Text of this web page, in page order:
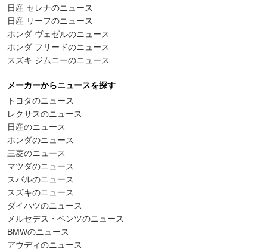
日産 セレナのニュース
日産 リーフのニュース
ホンダ ヴェゼルのニュース
ホンダ フリードのニュース
スズキ ジムニーのニュース
メーカーからニュースを探す
トヨタのニュース
レクサスのニュース
日産のニュース
ホンダのニュース
三菱のニュース
マツダのニュース
スバルのニュース
スズキのニュース
ダイハツのニュース
メルセデス・ベンツのニュース
BMWのニュース
アウディのニュース